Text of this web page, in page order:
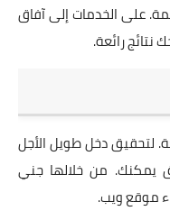
على الخدمات إلى آفاق
نتائج رائعة.
لتحقيق دخل طويل الأجل
يمكنك. من خلالها جني
موقع ويب.